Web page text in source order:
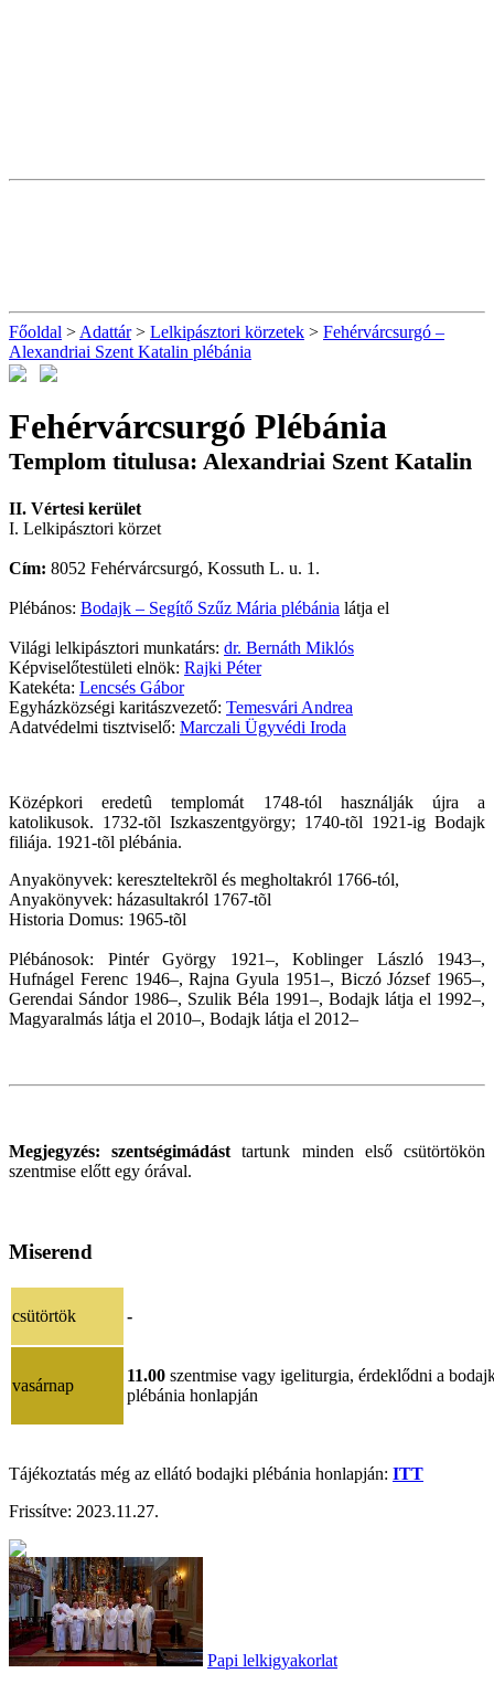
Főoldal > Adattár> Lelkipásztori körzetek > Fehérvárcsurgó –
Alexandriai Szent Katalin plébánia
Fehérvárcsurgó Plébánia
Templom titulusa: Alexandriai Szent Katalin
II. Vértesi kerület
I. Lelkipásztori körzet
Cím: 8052 Fehérvárcsurgó, Kossuth L. u. 1.
Plébános: Bodajk – Segítő Szűz Mária plébánia látja el
Világi lelkipásztori munkatárs: dr. Bernáth Miklós
Képviselőtestületi elnök: Rajki Péter
Katekéta: Lencsés Gábor
Egyházközségi karitászvezető: Temesvári Andrea
Adatvédelmi tisztviselő: Marczali Ügyvédi Iroda
Középkori eredetû templomát 1748-tól használják újra a
katolikusok. 1732-tõl Iszkaszentgyörgy; 1740-tõl 1921-ig Bodajk
filiája. 1921-tõl plébánia.
Anyakönyvek: kereszteltekrõl és megholtakról 1766-tól,
Anyakönyvek: házasultakról 1767-tõl
Historia Domus: 1965-tõl
Plébánosok: Pintér György 1921–, Koblinger László 1943–,
Hufnágel Ferenc 1946–, Rajna Gyula 1951–, Biczó József 1965–,
Gerendai Sándor 1986–, Szulik Béla 1991–, Bodajk látja el 1992–,
Magyaralmás látja el 2010–, Bodajk látja el 2012–
Megjegyzés: szentségimádást tartunk minden első csütörtökön
szentmise előtt egy órával.
Miserend
csütörtök -
vasárnap
11.00 szentmise vagy igeliturgia, érdeklődni a
plébánia honlapján
Tájékoztatás még az ellátó bodajki plébánia honlapján: ITT
Frissítve: 2023.11.27.
Papi lelkigyakorlat